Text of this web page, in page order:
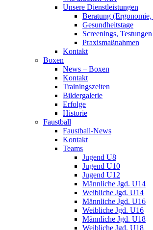
Unsere Dienstleistungen
Beratung
Gesundheitstage
Screenings, Testungen
Praxismaßnahmen
Kontakt
Boxen
News – Boxen
Kontakt
Trainingszeiten
Bildergalerie
Erfolge
Historie
Faustball
Faustball-News
Kontakt
Teams
Jugend U8
Jugend U10
Jugend U12
Männliche Jgd. U14
Weibliche Jgd. U14
Männliche Jgd. U16
Weibliche Jgd. U16
Männliche Jgd. U18
Weibliche Jgd. U18